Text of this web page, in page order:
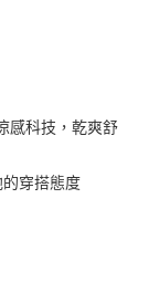
感科技，乾爽舒
穿搭態度